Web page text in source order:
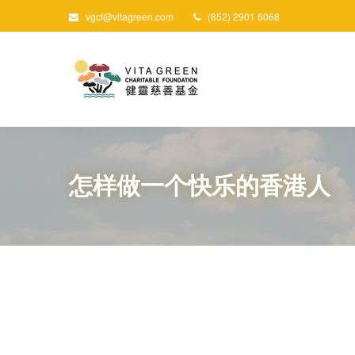
vgcf@vitagreen.com (852) 2901 6068
怎样做一个快乐的香港人